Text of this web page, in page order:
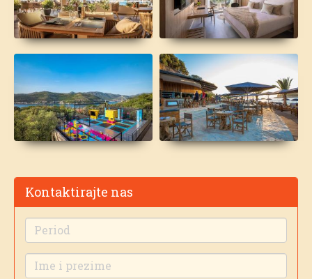
Kontaktirajte nas